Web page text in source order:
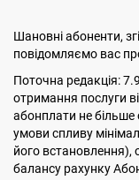
Шановні абоненти,
повідомляємо вас
Поточна редакція:
отримання послуги
абонплати не більше
умови спливу
його встановлення),
балансу рахунку